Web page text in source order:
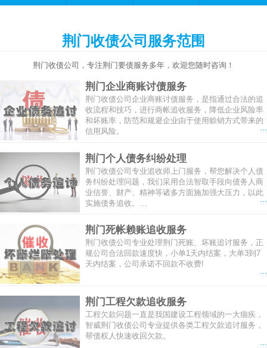
荆门收债公司服务范围
荆门收债公司，专注荆门要债服务多年，欢迎您随时咨询！
荆门企业商账讨债服务
荆门收债公司企业商账讨债服务，是指通过合法的追
收流程和技巧，进行商帐追收服务，降低企业风险率
和坏账率，防范和规避企业由于使用赊销方式带来的
信用风险。
...
荆门个人债务纠纷处理
荆门收债公司专业追收师上门服务，帮您解决个人债
务纠纷处理问题，我们采用合法智取手段向债务人商
业信誉、财产、精神等诸多方面施加强大压力，以此
实施债务追收。…
...
荆门死帐赖账追收服务
荆门收债公司专业处理荆门死账、坏账追讨服务，正
规公司合法回款速度快，小单1天内结案，大单3到7
天内结案，公司承诺不回款不收费!
荆门工程欠款追收服务
工程欠款问题一直是我国建设工程领域的一大痼疾，
智威荆门收债公司专业提供各类工程欠款追讨服务，
帮债权人快速收回欠款。